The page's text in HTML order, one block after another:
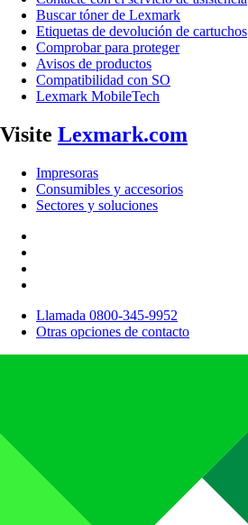
Buscar tóner de Lexmark
Etiquetas de devolución de cartuchos
Comprobar para proteger
Avisos de productos
Compatibilidad con SO
Lexmark MobileTech
Visite Lexmark.com
Impresoras
Consumibles y accesorios
Sectores y soluciones
Llamada 0800-345-9952
Otras opciones de contacto